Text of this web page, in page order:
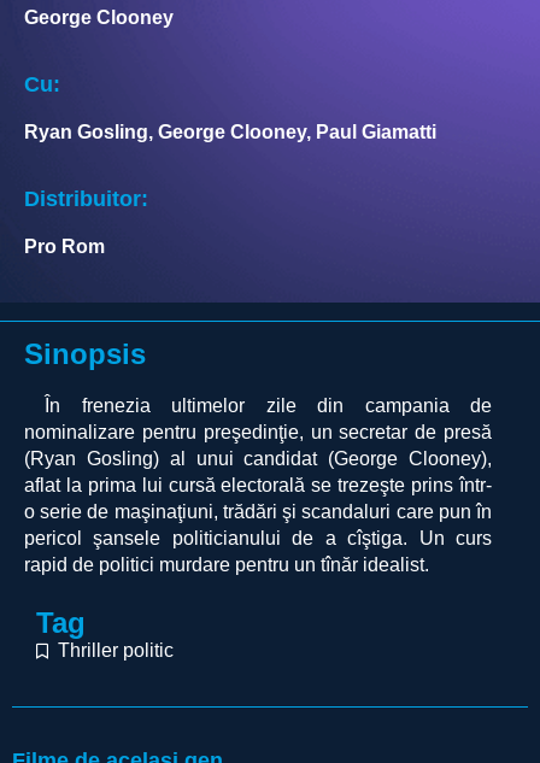
George Clooney
Cu:
Ryan Gosling, George Clooney, Paul Giamatti
Distribuitor:
Pro Rom
Sinopsis
În frenezia ultimelor zile din campania de
nominalizare pentru preşedinţie, un secretar de presă
(Ryan Gosling) al unui candidat (George Clooney),
aflat la prima lui cursă electorală se trezeşte prins într-
o serie de maşinaţiuni, trădări şi scandaluri care pun în
pericol şansele politicianului de a cîştiga. Un curs
rapid de politici murdare pentru un tînăr idealist.
Tag
Thriller politic